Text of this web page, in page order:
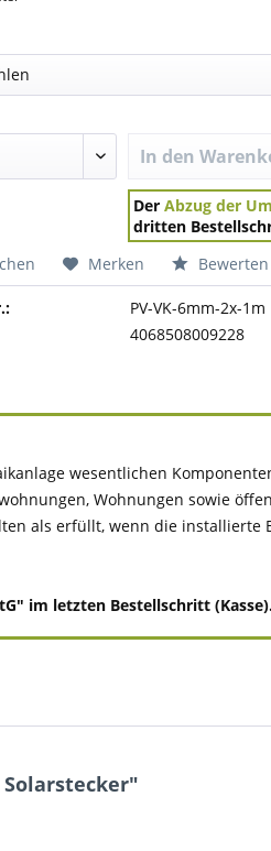
In den
DerAbzug der
dritten
Merken Bewerten
PV-VK-6mm-2x-1m
4068508009228
wesentlichen
Wohnungen sowie
als erfüllt, wenn die installierte
im letzten Bestellschritt
Solarstecker"